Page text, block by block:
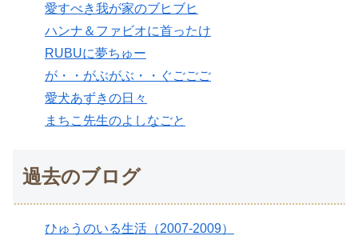
愛すべき我が家のブヒブヒ
ハンナ＆ファビオに首ったけ
RUBUに夢ちゅー
が・・がぶがぶ・・ぐごごご
愛犬あずきの日々
まちこ先生のよしなごと
過去のブログ
ひゅうのいる生活（2007-2009）